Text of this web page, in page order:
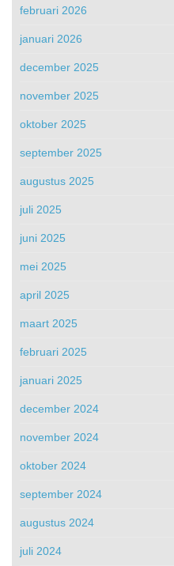
februari 2026
januari 2026
december 2025
november 2025
oktober 2025
september 2025
augustus 2025
juli 2025
juni 2025
mei 2025
april 2025
maart 2025
februari 2025
januari 2025
december 2024
november 2024
oktober 2024
september 2024
augustus 2024
juli 2024